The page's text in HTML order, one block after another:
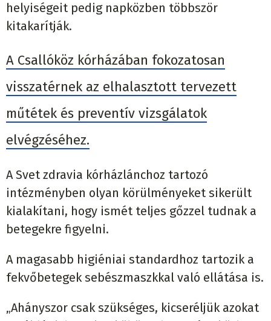
helyiségeit pedig napközben többször
kitakarítják.
A Csallóköz kórházában fokozatosan
visszatérnek az elhalasztott tervezett
műtétek és preventív vizsgálatok
elvégzéséhez.
A Svet zdravia kórházlánchoz tartozó
intézményben olyan körülményeket sikerült
kialakítani, hogy ismét teljes gőzzel tudnak a
betegekre figyelni.
A magasabb higiéniai standardhoz tartozik a
fekvőbetegek sebészmaszkkal való ellátása is.
„Ahányszor csak szükséges, kicseréljük azokat